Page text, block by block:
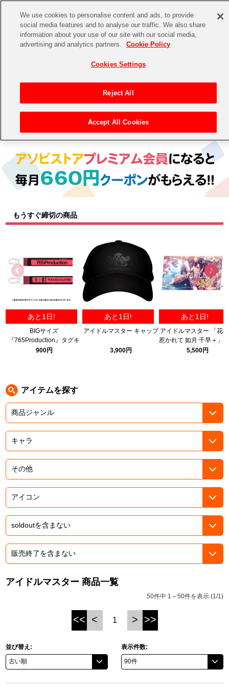
CHANNEL STORE EVENT
ゲーム 電子書籍
EVENT
ASOBI STAGE
その他先行受付
プレミアム会員とは
アイドルマスターシリーズ
アイドルマスター
アイドルマスター ミリオンライブ！
アイドルマスター SideM
学園アイドルマスター
プロジェクトアイマス ヴイアライヴ
テイルズ オブ シリーズ
太鼓の達人
パックマン
ナムコクラシック
ガンダムシリーズ
ドラゴンボール
ラブライブ！
ラブライブ！サンシャイン‼
アイドリッシュセブン
モフモフパレード
イベントグッズ
トイ・ホビー
アイドルマスター シリーズ> アイドルマスター
もうすぐ締切の商品
あと1日!
BIGサイズ
『765Production』タグキ
ーホルダー
900円
あと1日!
アイドルマスター キャップ
3,900円
あと1日!
アイドルマスター 「花
惹かれて 如月 千早＋」
リルパネル B
5,500円
アイテムを探す
アイドルマスター 商品一覧
50件中 1～50件を表示 (1/1)
<< < 1 > >>
並び替え: 表示件数:
We use cookies to personalise content and ads, to provide
social media features and to analyse our traffic. We also share
information about your use of our site with our social media,
advertising and analytics partners.
Cookie Policy
Cookies Settings
Reject All
Accept All Cookies